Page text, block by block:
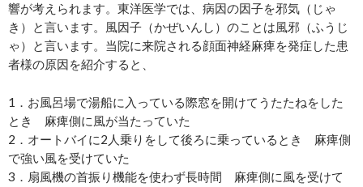
響が考えられます。東洋医学では、病因の因子を邪気（じゃ
き）と言います。風因子（かぜいんし）のことは風邪（ふうじ
ゃ）と言います。当院に来院される顔面神経麻痺を発症した患
者様の原因を紹介すると、
1．お風呂場で湯船に入っている際窓を開けてうたたねをした
とき 麻痺側に風が当たっていた
2．オートバイに2人乗りをして後ろに乗っているとき 麻痺側
で強い風を受けていた
3．扇風機の首振り機能を使わず長時間 麻痺側に風を受けて